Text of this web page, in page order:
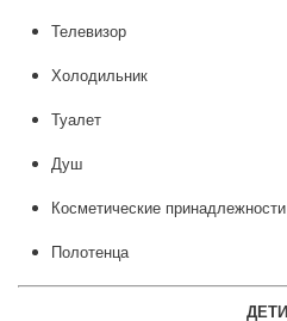
Телевизор
Холодильник
Туалет
Душ
Косметические принадлежности
Полотенца
ДЕТИ